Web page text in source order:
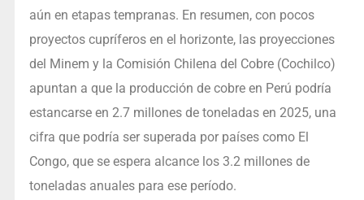
aún en etapas tempranas. En resumen, con pocos
proyectos cupríferos en el horizonte, las proyecciones
del Minem y la Comisión Chilena del Cobre (Cochilco)
apuntan a que la producción de cobre en Perú podría
estancarse en 2.7 millones de toneladas en 2025, una
cifra que podría ser superada por países como El
Congo, que se espera alcance los 3.2 millones de
toneladas anuales para ese período.